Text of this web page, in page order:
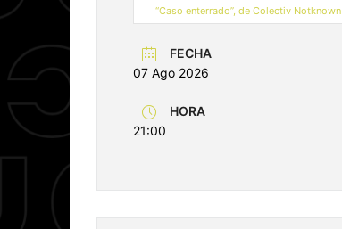
“Caso enterrado”, de Colectiv Notknown
FECHA
07 Ago 2026
HORA
21:00